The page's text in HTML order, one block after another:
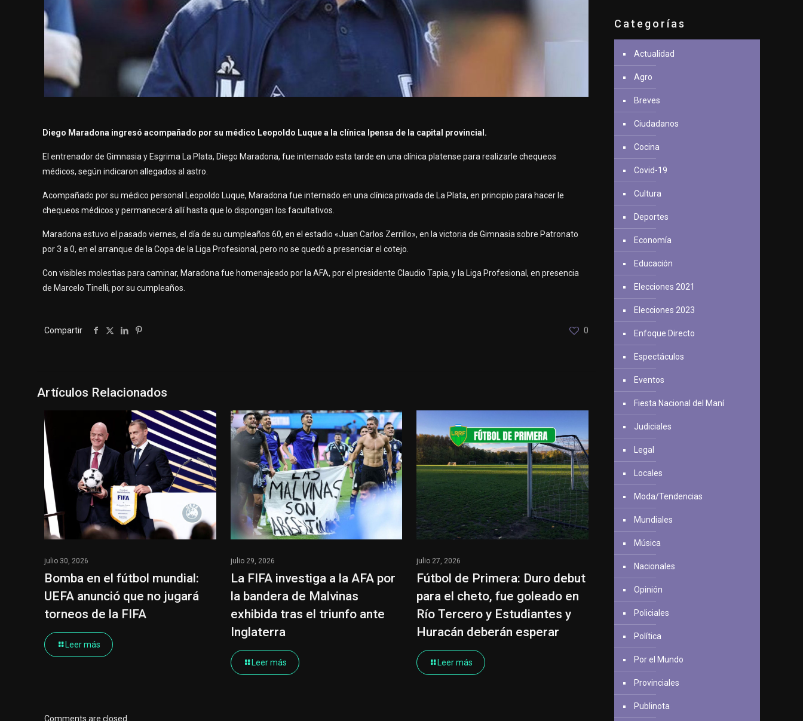
Diego Maradona ingresó acompañado por su médico Leopoldo Luque a la clínica Ipensa de la capital provincial.
El entrenador de Gimnasia y Esgrima La Plata, Diego Maradona, fue internado esta tarde en una clínica platense para realizarle chequeos
médicos, según indicaron allegados al astro.
Acompañado por su médico personal Leopoldo Luque, Maradona fue internado en una clínica privada de La Plata, en principio para hacer le
chequeos médicos y permanecerá allí hasta que lo dispongan los facultativos.
Maradona estuvo el pasado viernes, el día de su cumpleaños 60, en el estadio «Juan Carlos Zerrillo», en la victoria de Gimnasia sobre Patronato
por 3 a 0, en el arranque de la Copa de la Liga Profesional, pero no se quedó a presenciar el cotejo.
Con visibles molestias para caminar, Maradona fue homenajeado por la AFA, por el presidente Claudio Tapia, y la Liga Profesional, en presencia
de Marcelo Tinelli, por su cumpleaños.
Compartir 0
Artículos Relacionados
julio 30, 2026
Bomba en el fútbol mundial:
UEFA anunció que no jugará
torneos de la FIFA
Leer más
julio 29, 2026
La FIFA investiga a la AFA por
la bandera de Malvinas
exhibida tras el triunfo ante
Inglaterra
Leer más
julio 27, 2026
Fútbol de Primera: Duro debut
para el cheto, fue goleado en
Río Tercero y Estudiantes y
Huracán deberán esperar
Leer más
Comments are closed.
Categorías
Actualidad
Agro
Breves
Ciudadanos
Cocina
Covid-19
Cultura
Deportes
Economía
Educación
Elecciones 2021
Elecciones 2023
Enfoque Directo
Espectáculos
Eventos
Fiesta Nacional del Maní
Judiciales
Legal
Locales
Moda/Tendencias
Mundiales
Música
Nacionales
Opinión
Policiales
Política
Por el Mundo
Provinciales
Publinota